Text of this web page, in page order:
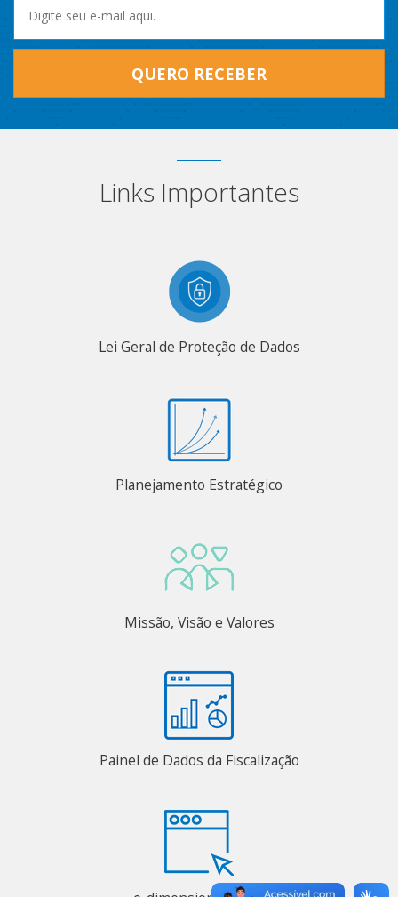
QUERO RECEBER
Links Importantes
Lei Geral de Proteção de Dados
Planejamento Estratégico
Missão, Visão e Valores
Painel de Dados da Fiscalização